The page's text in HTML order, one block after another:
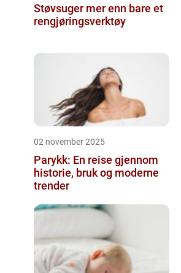
Støvsuger mer enn bare et
rengjøringsverktøy
02 november 2025
Parykk: En reise gjennom
historie, bruk og moderne
trender